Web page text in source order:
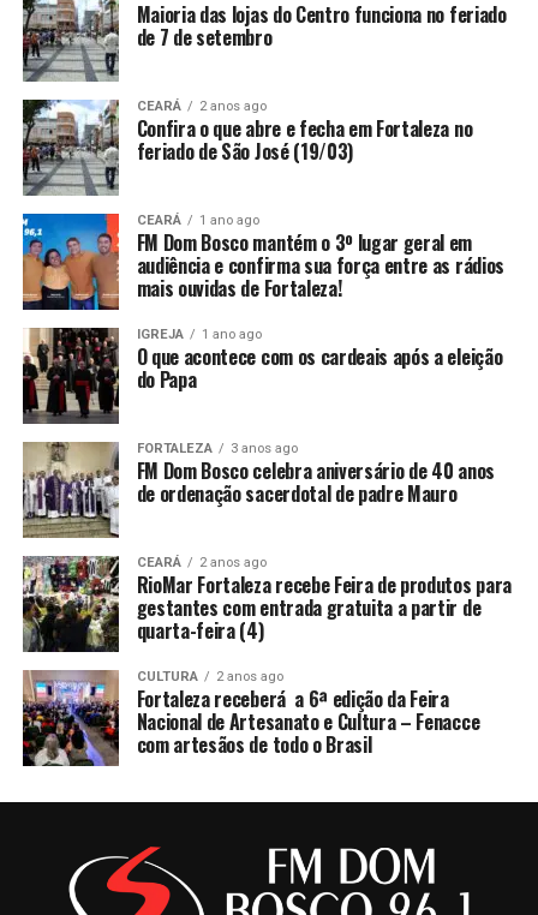
Maioria das lojas do Centro funciona no feriado
de 7 de setembro
CEARÁ 2 anos ago
Confira o que abre e fecha em Fortaleza no
feriado de São José (19/03)
CEARÁ 1 ano ago
FM Dom Bosco mantém o 3º lugar geral em
audiência e confirma sua força entre as rádios
mais ouvidas de Fortaleza!
IGREJA 1 ano ago
O que acontece com os cardeais após a eleição
do Papa
FORTALEZA 3 anos ago
FM Dom Bosco celebra aniversário de 40 anos
de ordenação sacerdotal de padre Mauro
CEARÁ 2 anos ago
RioMar Fortaleza recebe Feira de produtos para
gestantes com entrada gratuita a partir de
quarta-feira (4)
CULTURA 2 anos ago
Fortaleza receberá a 6ª edição da Feira
Nacional de Artesanato e Cultura – Fenacce
com artesãos de todo o Brasil